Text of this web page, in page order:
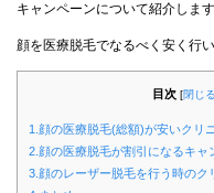
キャンペーンについて紹介します
顔を医療脱毛でなるべく安く行
目次 [閉じる
1.顔の医療脱毛(総額)が安いクリ
2.顔の医療脱毛が割引になるキャ
3.顔のレーザー脱毛を行う時のク